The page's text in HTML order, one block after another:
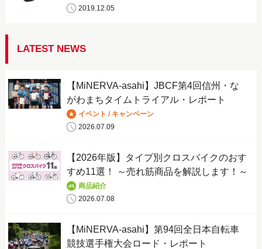
2019.12.05
LATEST NEWS
【MiNERVA-asahi】JBCF第4回信州・な
がわまちタイムトライアル・レポート
イベント / キャンペーン
2026.07.09
【2026年版】タイプ別クロスバイクのおす
すめ11選！ ～売れ筋商品を解説します！～
商品紹介
2026.07.08
【MiNERVA-asahi】第94回全日本自転車
競技選手権大会ロード・レポート